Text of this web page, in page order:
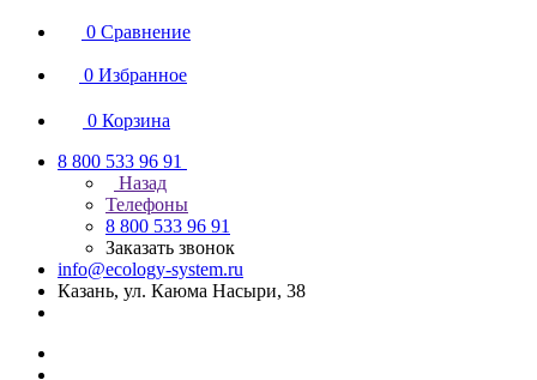
0 Сравнение
0 Избранное
0 Корзина
8 800 533 96 91
Назад
Телефоны
8 800 533 96 91
Заказать звонок
info@ecology-system.ru
Казань, ул. Каюма Насыри, 38